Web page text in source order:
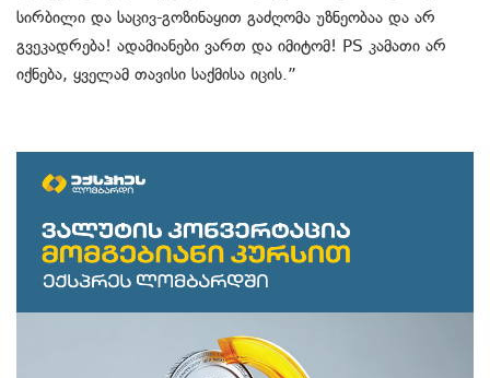
სირბილი და საცივ-გოზინაყით გაძღომა უზნეობაა და არ
გვეკადრება! ადამიანები ვართ და იმიტომ! PS კამათი არ
იქნება, ყველამ თავისი საქმისა იცის.”